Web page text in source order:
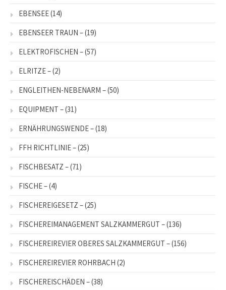
EBENSEE(14)
EBENSEER TRAUN –(19)
ELEKTROFISCHEN –(57)
ELRITZE –(2)
ENGLEITHEN-NEBENARM –(50)
EQUIPMENT –(31)
ERNÄHRUNGSWENDE –(18)
FFH RICHTLINIE –(25)
FISCHBESATZ –(71)
FISCHE –(4)
FISCHEREIGESETZ –(25)
FISCHEREIMANAGEMENT SALZKAMMERGUT –(136)
FISCHEREIREVIER OBERES SALZKAMMERGUT –(156)
FISCHEREIREVIER ROHRBACH (2)
FISCHEREISCHÄDEN –(38)